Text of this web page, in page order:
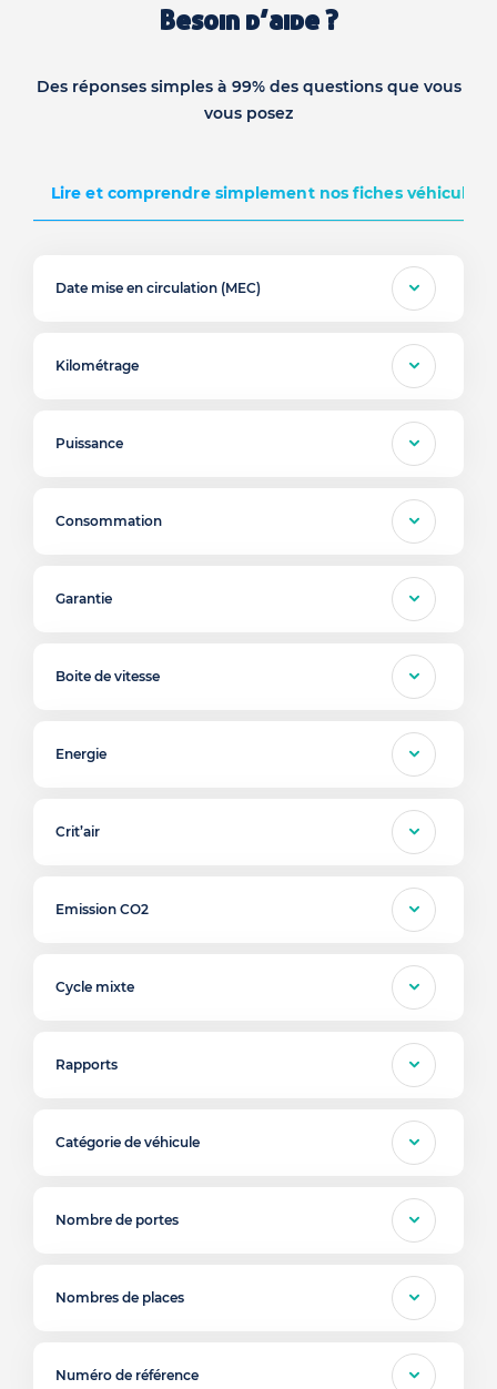
Besoin d’aide ?
Des réponses simples à 99% des questions que vous
vous posez
Lire et comprendre simplement nos fiches véhicules
Date mise en circulation (MEC)
Kilométrage
Puissance
Consommation
Garantie
Boite de vitesse
Energie
Crit’air
Emission CO2
Cycle mixte
Rapports
Catégorie de véhicule
Nombre de portes
Nombres de places
Numéro de référence